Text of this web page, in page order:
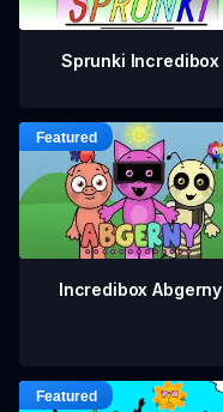
Sprunki Incredibox
Incredibox Abgerny